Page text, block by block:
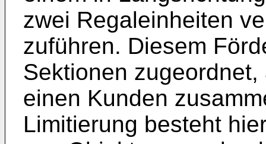
zwei Regaleinheiten
zuführen. Diesem
Sektionen
einen Kunden
Limitierung besteht